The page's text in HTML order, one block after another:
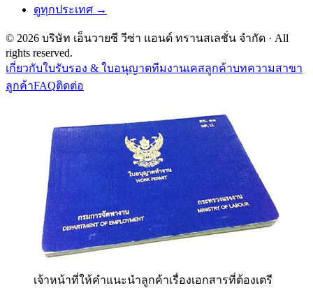
ดูทุกประเทศ →
© 2026 บริษัท เอ็นวายซี วีซ่า แอนด์ ทรานสเลชั่น จำกัด · All
rights reserved.
เกี่ยวกับใบรับรอง & ใบอนุญาตทีมงานเคสลูกค้าบทความสาขา
ลูกค้าFAQติดต่อ
เจ้าหน้าที่ให้คำแนะนำลูกค้าเรื่องเอกสารที่ต้องเตรี